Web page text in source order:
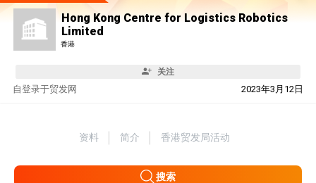
Hong Kong Centre for Logistics Robotics
Limited
香港
关注
自 2023年3月12日
登录于贸发网
资料 简介 香港贸发局活动
搜索